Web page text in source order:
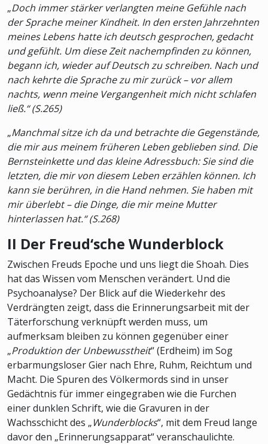
„Doch immer stärker verlangten meine Gefühle nach
der Sprache meiner Kindheit. In den ersten Jahrzehnten
meines Lebens hatte ich deutsch gesprochen, gedacht
und gefühlt. Um diese Zeit nachempfinden zu können,
begann ich, wieder auf Deutsch zu schreiben. Nach und
nach kehrte die Sprache zu mir zurück – vor allem
nachts, wenn meine Vergangenheit mich nicht schlafen
ließ.“ (S.265)
„Manchmal sitze ich da und betrachte die Gegenstände,
die mir aus meinem früheren Leben geblieben sind. Die
Bernsteinkette und das kleine Adressbuch: Sie sind die
letzten, die mir von diesem Leben erzählen können. Ich
kann sie berühren, in die Hand nehmen. Sie haben mit
mir überlebt – die Dinge, die mir meine Mutter
hinterlassen hat.“ (S.268)
II Der Freud‘sche Wunderblock
Zwischen Freuds Epoche und uns liegt die Shoah. Dies
hat das Wissen vom Menschen verändert. Und die
Psychoanalyse? Der Blick auf die Wiederkehr des
Verdrängten zeigt, dass die Erinnerungsarbeit mit der
Täterforschung verknüpft werden muss, um
aufmerksam bleiben zu können gegenüber einer
„Produktion der Unbewusstheit“ (Erdheim) im Sog
erbarmungsloser Gier nach Ehre, Ruhm, Reichtum und
Macht. Die Spuren des Völkermords sind in unser
Gedächtnis für immer eingegraben wie die Furchen
einer dunklen Schrift, wie die Gravuren in der
Wachsschicht des „Wunderblocks“, mit dem Freud lange
davor den „Erinnerungsapparat“ veranschaulichte.